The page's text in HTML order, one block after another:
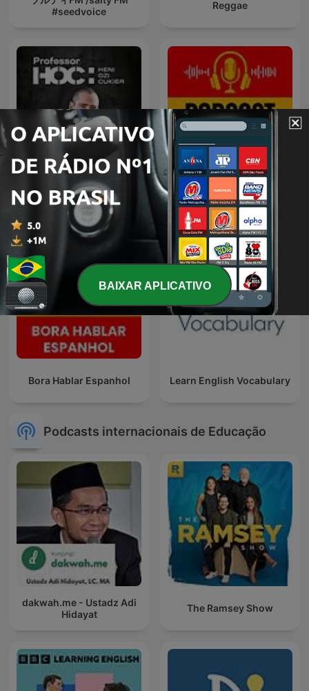
#seedvoice
Reggae
Professor HOC Bora Hablar Espanhol
Bora Hablar Espanhol Learn English Vocabulary
Podcasts internacionais de Educação
dakwah.me - Ustadz Adi
Hidayat
The Ramsey Show
BAIXAR APLICATIVO